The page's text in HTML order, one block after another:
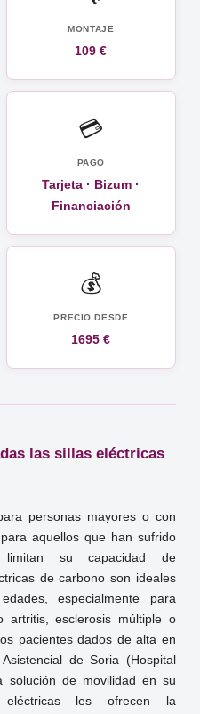
MONTAJE
109 €
💳
PAGO
Tarjeta · Bizum ·
Financiación
💰
PRECIO DESDE
1695 €
las sillas eléctricas
personas mayores o con
aquellos que han sufrido
su capacidad de
de carbono son ideales
especialmente para
artritis, esclerosis múltiple o
pacientes dados de alta en
de Soria (Hospital
solución de movilidad en su
les ofrecen la